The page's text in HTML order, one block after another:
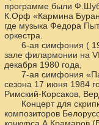
программе были
К.Орф «Кармина
где музыка Федора
оркестра.
6-ая симфония (
зале филармонии на
декабря 1980 года,
7-ая симфония
сезона 17 июня 1984
Римский-Корсаков,
Концерт для
композиторов